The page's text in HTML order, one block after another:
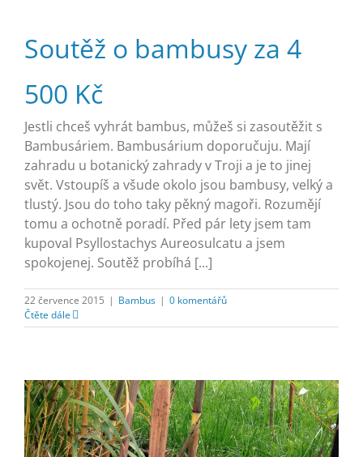
Soutěž o bambusy za 4
500 Kč
Jestli chceš vyhrát bambus, můžeš si zasoutěžit s
Bambusáriem. Bambusárium doporučuju. Mají
zahradu u botanický zahrady v Troji a je to jinej
svět. Vstoupíš a všude okolo jsou bambusy, velký a
tlustý. Jsou do toho taky pěkný magoři. Rozumějí
tomu a ochotně poradí. Před pár lety jsem tam
kupoval Psyllostachys Aureosulcatu a jsem
spokojenej. Soutěž probíhá [...]
22 července 2015 | Bambus | 0 komentářů
Čtěte dále